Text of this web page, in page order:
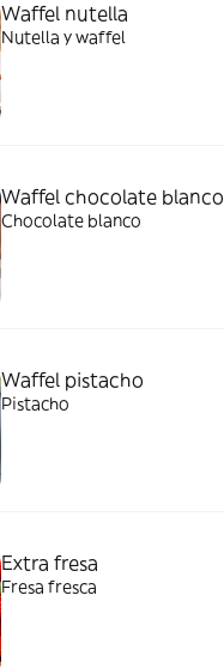
Waffel nutella
Nutella y waffel
Waffel chocolate blanco
Chocolate blanco
Waffel pistacho
Pistacho
Extra fresa
Fresa fresca